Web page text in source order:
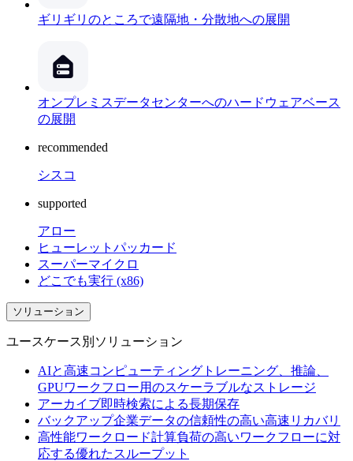
ギリギリのところで遠隔地・分散地への展開
オンプレミスデータセンターへのハードウェアベース
の展開
recommended
シスコ
supported
アロー
ヒューレットパッカード
スーパーマイクロ
どこでも実行 (x86)
ソリューション
ユースケース別ソリューション
AIと高速コンピューティング トレーニング、推論、
GPUワークフロー用のスケーラブルなストレージ
アーカイブ即時検索による長期保存
バックアップ企業データの信頼性の高い高速リカバリ
高性能ワークロード計算負荷の高いワークフローに対
応する優れたスループット